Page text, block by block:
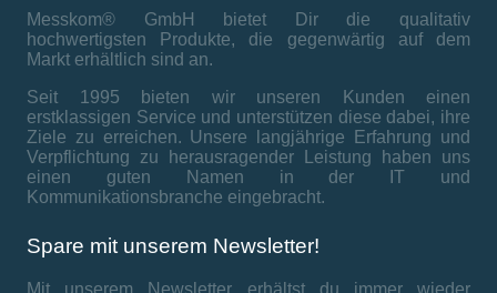
Messkom® GmbH bietet Dir die qualitativ
hochwertigsten Produkte, die gegenwärtig auf dem
Markt erhältlich sind an.
Seit 1995 bieten wir unseren Kunden einen
erstklassigen Service und unterstützen diese dabei, ihre
Ziele zu erreichen. Unsere langjährige Erfahrung und
Verpflichtung zu herausragender Leistung haben uns
einen guten Namen in der IT und
Kommunikationsbranche eingebracht.
Spare mit unserem Newsletter!
Mit unserem Newsletter erhältst du immer wieder